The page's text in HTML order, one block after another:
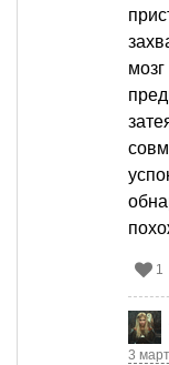
1
3